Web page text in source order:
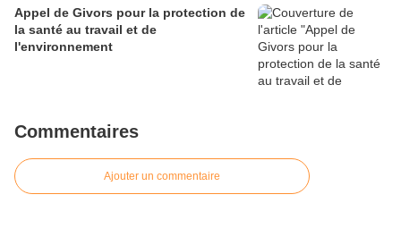
Appel de Givors pour la protection de
la santé au travail et de
l'environnement
Commentaires
Ajouter un commentaire